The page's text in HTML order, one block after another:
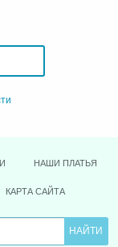
НАШИ ПЛАТЬЯ
КАРТА САЙТА